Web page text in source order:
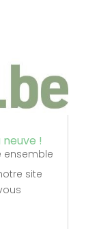
!
ensemble
site